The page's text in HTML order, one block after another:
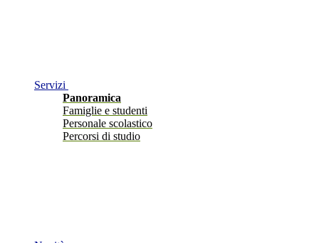
Servizi
Panoramica
Famiglie e studenti
Personale scolastico
Percorsi di studio